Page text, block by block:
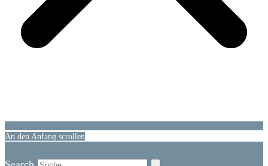
An den Anfang scrollen